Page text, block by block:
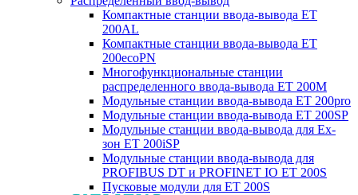
Компактные станции ввода-вывода ET
200AL
Компактные станции ввода-вывода ET
200ecoPN
Многофункциональные станции
распределенного ввода-вывода ET 200M
Модульные станции ввода-вывода ET 200pro
Модульные станции ввода-вывода ET 200SP
Модульные станции ввода-вывода для Ex-
зон ET 200iSP
Модульные станции ввода-вывода для
PROFIBUS DT и PROFINET IO ET 200S
Пусковые модули для ET 200S